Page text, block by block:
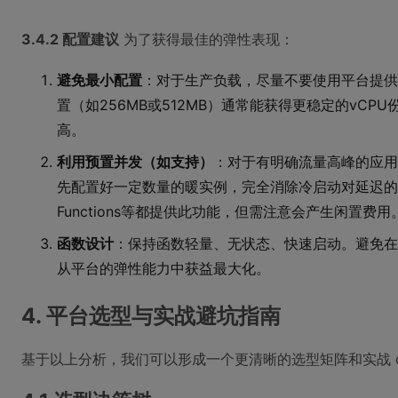
3.4.2 配置建议 为了获得最佳的弹性表现：
避免最小配置 ：对于生产负载，尽量不要使用平台提
置（如256MB或512MB）通常能获得更稳定的vCPU
高。
利用预置并发（如支持）
：对于有明确流量高峰的应
先配置好一定数量的暖实例，完全消除冷启动对延迟
Functions等都提供此功能，但需注意会产生闲置费用
函数设计 ：保持函数轻量、无状态、快速启动。避免
从平台的弹性能力中获益最大化。
4. 平台选型与实战避坑指南
基于以上分析，我们可以形成一个更清晰的选型矩阵和实